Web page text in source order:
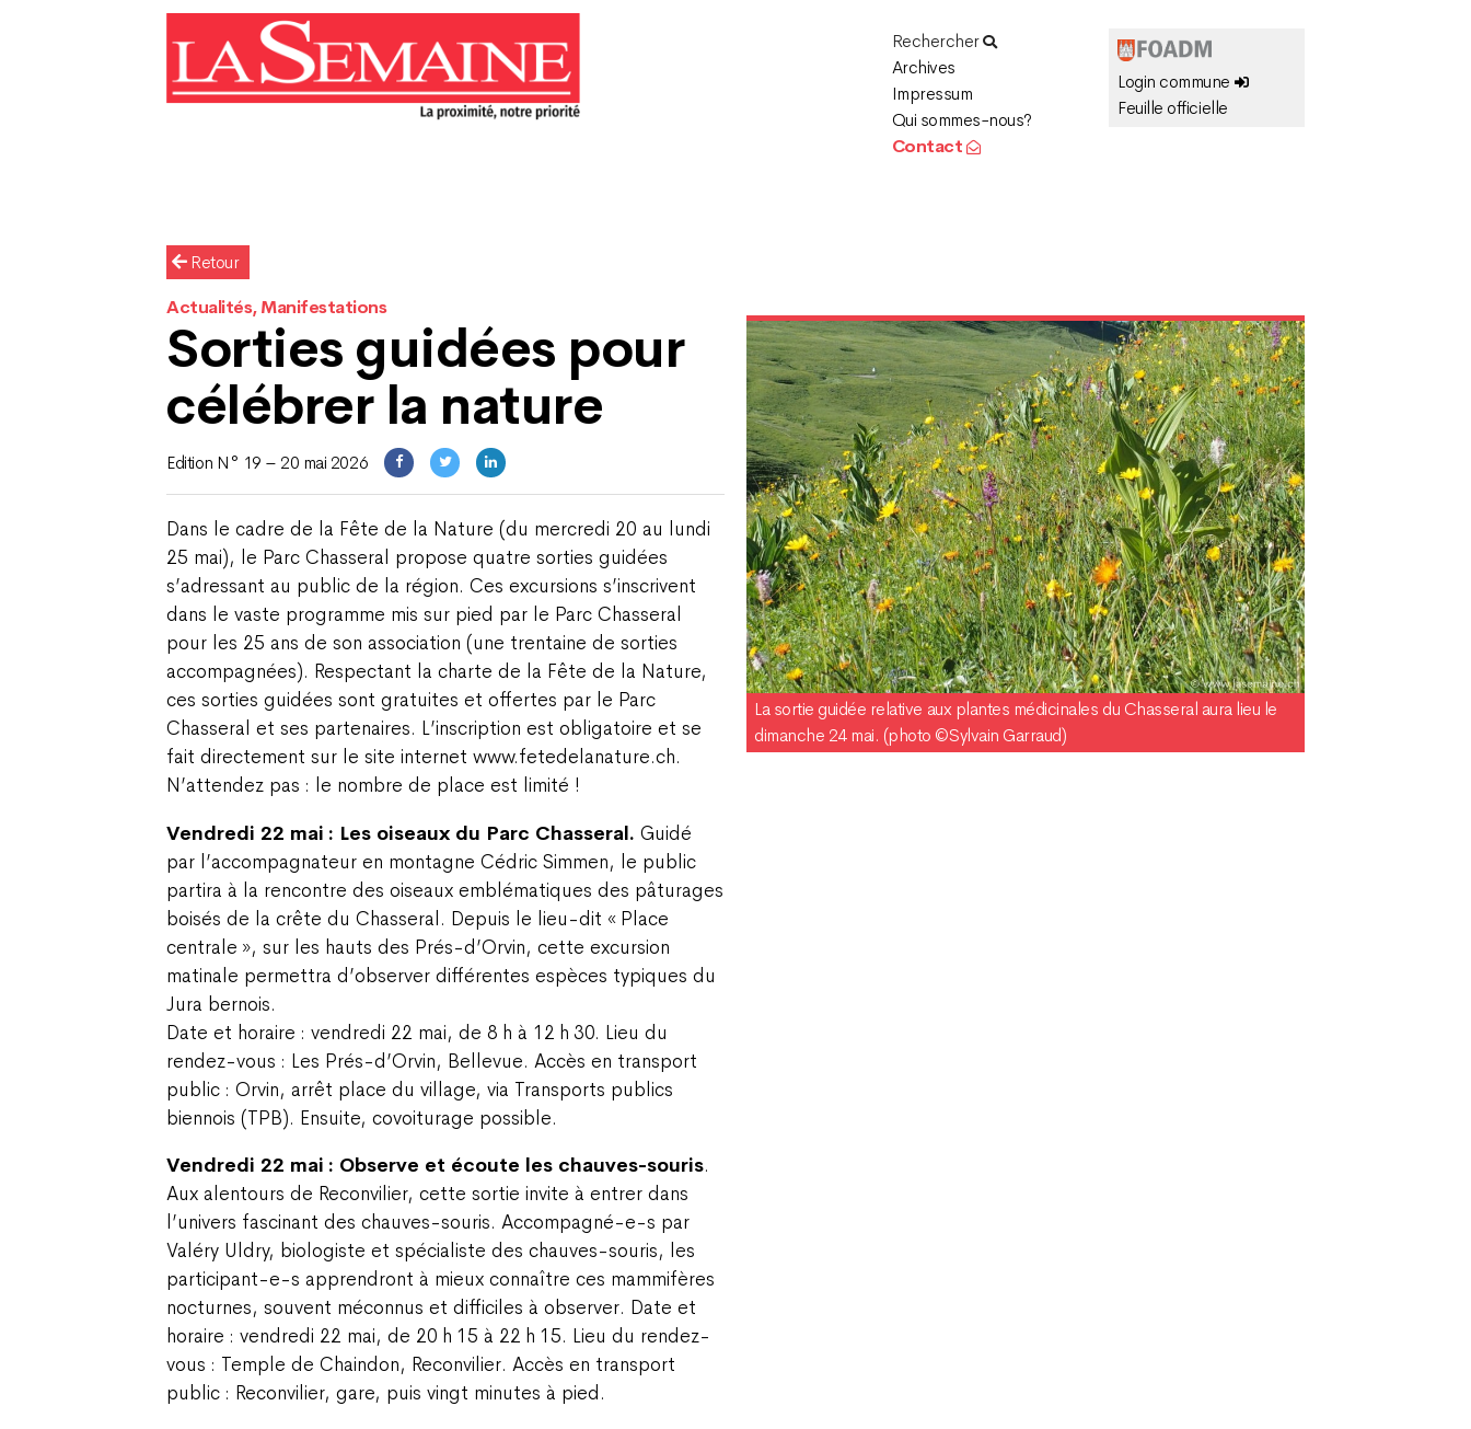
Rechercher
Archives
Impressum
Qui sommes-nous?
Contact
Login commune
Feuille officielle
Retour
Actualités, Manifestations
Sorties guidées pour
célébrer la nature
Edition N° 19 – 20 mai 2026
Dans le cadre de la Fête de la Nature (du mercredi 20 au lundi
25 mai), le Parc Chasseral propose quatre sorties guidées
s’adressant au public de la région. Ces excursions s’inscrivent
dans le vaste programme mis sur pied par le Parc Chasseral
pour les 25 ans de son association (une trentaine de sorties
accompagnées). Respectant la charte de la Fête de la Nature,
ces sorties guidées sont gratuites et offertes par le Parc
Chasseral et ses partenaires. L’inscription est obligatoire et se
fait directement sur le site internet www.fetedelanature.ch.
N’attendez pas : le nombre de place est limité !
Vendredi 22 mai : Les oiseaux du Parc Chasseral. Guidé
par l’accompagnateur en montagne Cédric Simmen, le public
partira à la rencontre des oiseaux emblématiques des pâturages
boisés de la crête du Chasseral. Depuis le lieu-dit « Place
centrale », sur les hauts des Prés-d’Orvin, cette excursion
matinale permettra d’observer différentes espèces typiques du
Jura bernois.
Date et horaire : vendredi 22 mai, de 8 h à 12 h 30. Lieu du
rendez-vous : Les Prés-d’Orvin, Bellevue. Accès en transport
public : Orvin, arrêt place du village, via Transports publics
biennois (TPB). Ensuite, covoiturage possible.
Vendredi 22 mai : Observe et écoute les chauves-souris.
Aux alentours de Reconvilier, cette sortie invite à entrer dans
l’univers fascinant des chauves-souris. Accompagné-e-s par
Valéry Uldry, biologiste et spécialiste des chauves-souris, les
participant-e-s apprendront à mieux connaître ces mammifères
nocturnes, souvent méconnus et difficiles à observer. Date et
horaire : vendredi 22 mai, de 20 h 15 à 22 h 15. Lieu du rendez-
vous : Temple de Chaindon, Reconvilier. Accès en transport
public : Reconvilier, gare, puis vingt minutes à pied.
La sortie guidée relative aux plantes médicinales du Chasseral aura lieu le
dimanche 24 mai. (photo ©Sylvain Garraud)